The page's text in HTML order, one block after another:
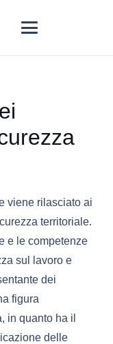
viene rilasciato ai
territoriale.
e le competenze
sul lavoro e
dei
figura
in quanto ha il
delle